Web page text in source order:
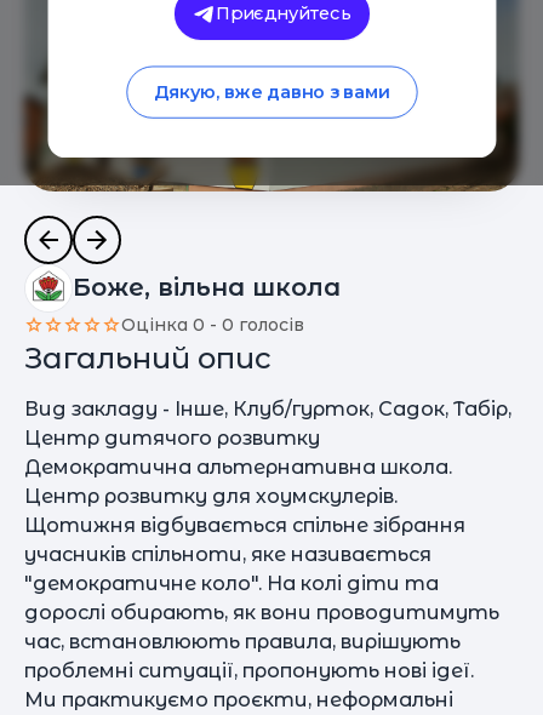
Боже, вільна школа
Оцінка 0 - 0 голосів
Загальний опис
Вид закладу - Інше, Клуб/гурток, Садок, Табір,
Центр дитячого розвитку
Демократична альтернативна школа.
Центр розвитку для хоумскулерів.
Щотижня відбувається спільне зібрання
учасників спільноти, яке називається
"демократичне коло". На колі діти та
дорослі обирають, як вони проводитимуть
час, встановлюють правила, вирішують
проблемні ситуації, пропонують нові ідеї.
Ми практикуємо проєкти, неформальні
Приєднуйтесь
Дякую, вже давно з вами